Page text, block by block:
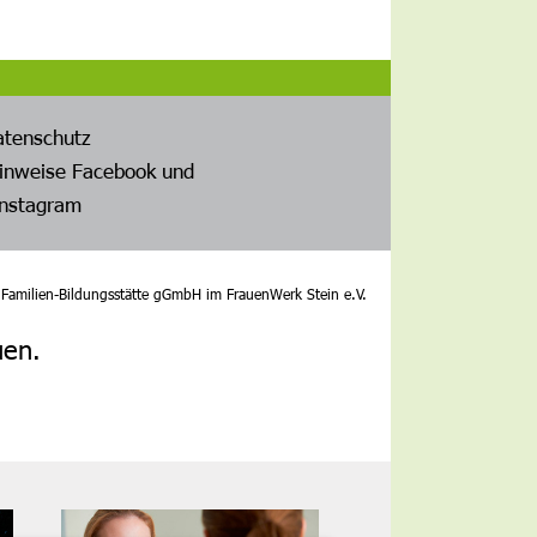
Facebook und
Bildungsstätte gGmbH im FrauenWerk Stein e.V.